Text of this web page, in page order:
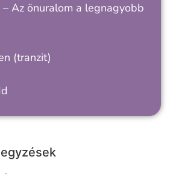
Az önuralom a legnagyobb
(tranzit)